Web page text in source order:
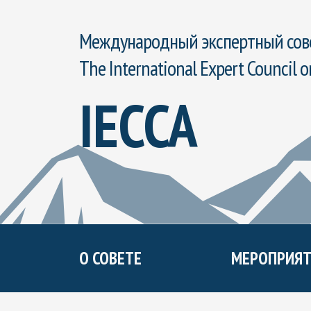
Международный экспертный
The International Expert Council
IECCA
О СОВЕТЕ